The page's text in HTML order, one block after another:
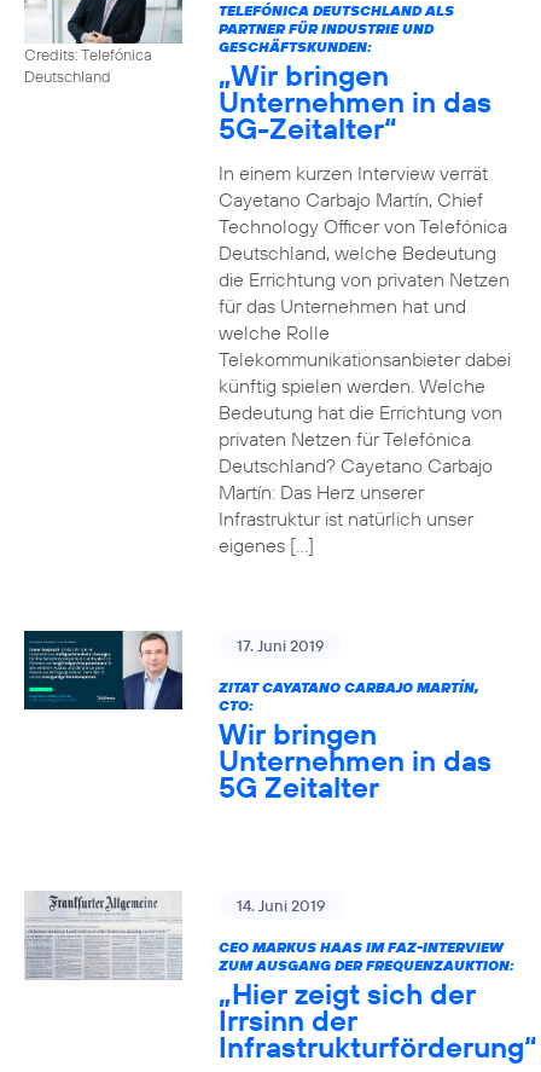
Credits: Telefónica
Deutschland
TELEFÓNICA DEUTSCHLAND ALS
PARTNER FÜR INDUSTRIE UND
GESCHÄFTSKUNDEN:
„Wir bringen
Unternehmen in das
5G-Zeitalter“
In einem kurzen Interview verrät
Cayetano Carbajo Martín, Chief
Technology Officer von Telefónica
Deutschland, welche Bedeutung
die Errichtung von privaten Netzen
für das Unternehmen hat und
welche Rolle
Telekommunikationsanbieter dabei
künftig spielen werden. Welche
Bedeutung hat die Errichtung von
privaten Netzen für Telefónica
Deutschland? Cayetano Carbajo
Martín: Das Herz unserer
Infrastruktur ist natürlich unser
eigenes […]
17. Juni 2019
ZITAT CAYATANO CARBAJO MARTÍN,
CTO:
Wir bringen
Unternehmen in das
5G Zeitalter
14. Juni 2019
CEO MARKUS HAAS IM FAZ-INTERVIEW
ZUM AUSGANG DER FREQUENZAUKTION:
„Hier zeigt sich der
Irrsinn der
Infrastrukturförderung“